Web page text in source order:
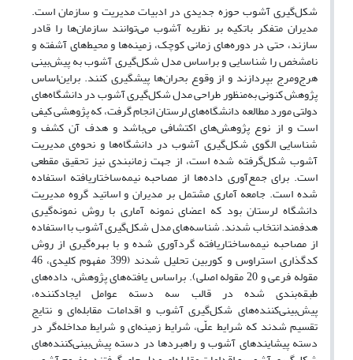
شکل‌گیری آشوب حوزه جدیدی در ادبیات مدیریت و سازمان است.
مدیران متفکر باتکیه بر نظریه آشوب می‌توانند سازمان‌ها را قادر
سازند، حتی در دوره‌های زمانی کوچک، زمینه‌ها و محیط‌های آشفته و
نامشخص را شناسایی و براساس مدل شکل‌گیری آشوب به پیش‌بینی
هرج‌ومرج بپردازند و از وقوع بحران‌ها پیشگیری کنند. براین‌اساس
پژوهش کنونی به‌منظور طراحی مدل شکل‌گیری آشوب در دانشگاه‌های
دولتی مورد مطالعه دانشگاه‌های لرستان انجام گرفت، که پژوهشی کیفی
است و از نوع پژوهش‌های اکتشافی می‌باشد و هدف آن کشف و
شناسایی الگوی شکل‌گیری آشوب در دانشگاه‌ها و نحوه‌ی مدیریت
آشوب شکل‌گرفته شده است، از جهت زمانبندی نیز تحقیق مقطعی
است. برای جمع‌آوری داده‌ها از مصاحبه نیمه‌ساختاریافته استفاده
شده است. جامعه آماری مشتمل بر مدیران و اساتید گروه مدیریت
دانشگاه لرستان بود که اعضای نمونه آماری با روش نمونه‌گیری
هدفمند انتخاب شدند. شناسه‌های مدل شکل‌گیری آشوب با استفاده
از مصاحبه نیمه‌ساختاریافته گردآوری شده و با بهره‌گیری از روش
کدگذاری استراوس و کوربین تحلیل شدند (399 مفهوم کلیدی، 46
مقوله فرعی و 20 مقوله اصلی). براساس یافته‌های پژوهش، داده‌های
طبقه‌بندی شده در قالب سه دسته عوامل ایجادکننده،
پیش‌بینی‌کننده‌های شکل‌گیری آشوب و اقدامات مقابله‌ای و نتایج
تقسیم شدند که شرایط علّی، شرایط زمینه‌ای و شرایط مداخله‌گر در
دسته پیشایندهای آشوب و راهبردها در دسته پیش‌بینی‌کننده‌های